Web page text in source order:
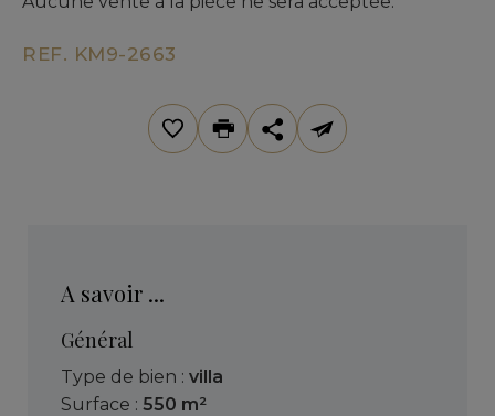
REF. KM9-2663
A savoir ...
Général
Type de bien : villa
Surface : 550 m²